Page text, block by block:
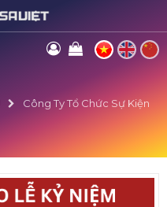
Công Ty Tổ Chức Sự Kiện